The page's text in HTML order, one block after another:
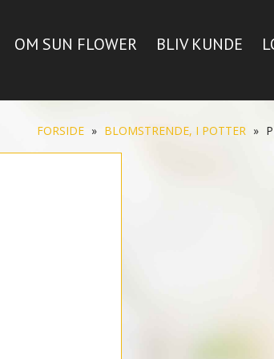
OM SUN FLOWER BLIV KUNDE
FORSIDE » BLOMSTRENDE, I POTTER »